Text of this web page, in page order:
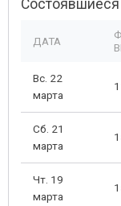
ДАТА
Вс. 22
марта
Сб. 21
марта
Чт. 19
марта